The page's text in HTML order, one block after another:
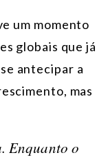
um momento
globais que já
antecipar a
mas
Enquanto o